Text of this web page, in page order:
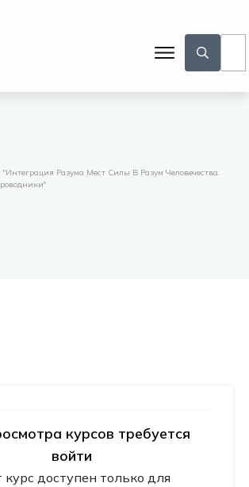
Разума Мест Силы В Разум Человечества.
курсов требуется
войти
курс доступен только для